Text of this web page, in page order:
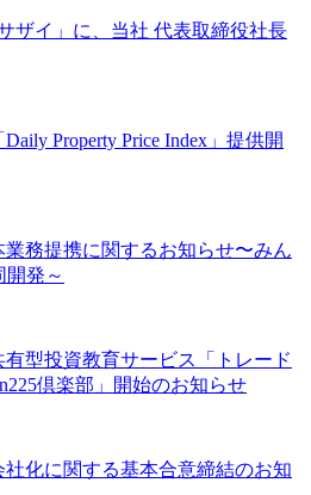
ザイ」に、当社 代表取締役社長
Property Price Index」提供開
務提携に関するお知らせ〜みん
開発～
有型投資教育サービス「トレード
倶楽部」開始のお知らせ
社化に関する基本合意締結のお知